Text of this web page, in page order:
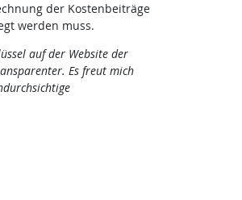
der Kostenbeiträge
werden muss.
auf der Website der
Es freut mich